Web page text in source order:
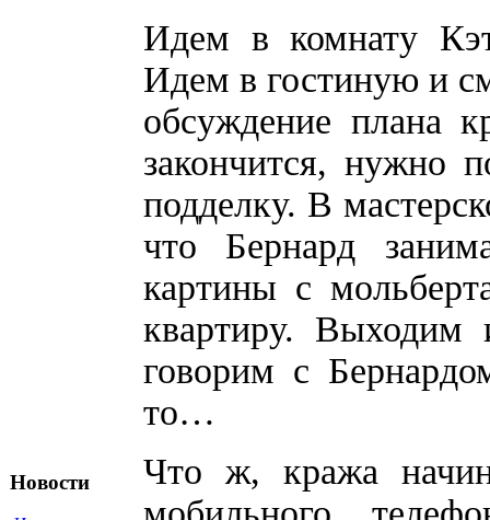
Новости
Идем в комнату
Идем в гостиную и
обсуждение плана
закончится, нужно
подделку. В
что Бернард
картины с
квартиру. Выходим
говорим с
то…
Что ж, кража